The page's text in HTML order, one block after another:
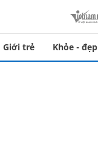
Giới trẻ Khỏe - đẹp